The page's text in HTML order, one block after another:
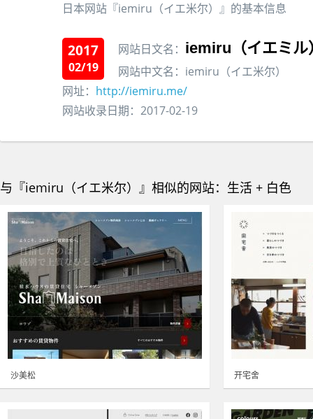
日本网站『iemiru（イエ米尔）』的基本信息
2017
02/19
网站日文名： iemiru（イエミル
网站中文名：iemiru（イエ米尔）
网址： http://iemiru.me/
网站收录日期：2017-02-19
与『iemiru（イエ米尔）』相似的网站：生活 + 白色
沙美松 开宅舍